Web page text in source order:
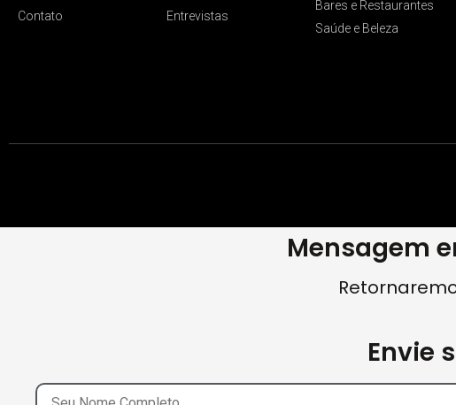
Contato
Entrevistas
Bares e Restaurantes
Saúde e Beleza
Mensagem
Envie